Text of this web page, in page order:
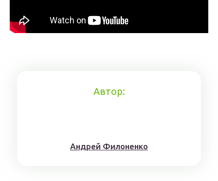
Автор:
Aндрeй Филoнeнкo